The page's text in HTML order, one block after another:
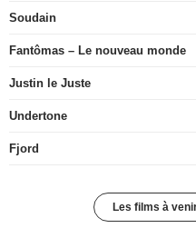
Soudain
Fantômas – Le nouveau monde
Justin le Juste
Undertone
Fjord
Les films à